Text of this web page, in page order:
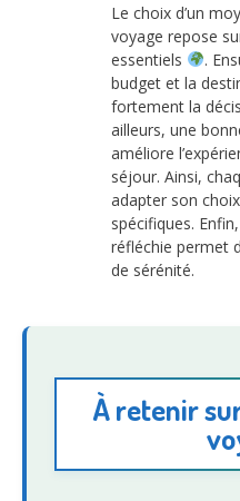
Le choix d’un
voyage repose
essentiels
.
budget et la
fortement la
ailleurs, une
améliore
séjour. Ainsi,
adapter son
spécifiques.
réfléchie permet
de sérénité.
À retenir